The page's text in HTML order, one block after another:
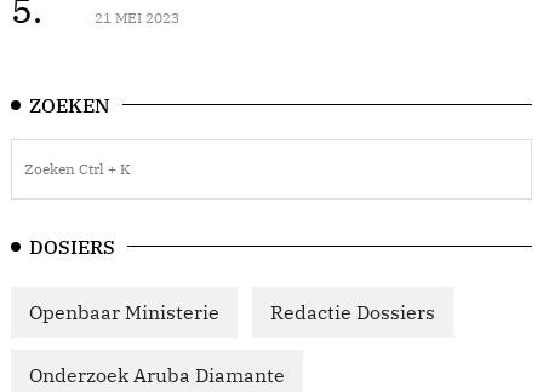
21 MEI 2023
ZOEKEN
DOSIERS
Openbaar Ministerie Redactie Dossiers
Onderzoek Aruba Diamante